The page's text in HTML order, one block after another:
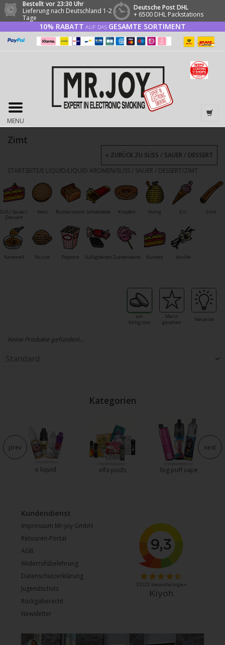
Bestellt vor 23:30 Uhr
Lieferung nach Deutschland 1-2
Tage
Deutsche Post DHL
+ 6500 DHL Packstations
10% RABATT AUF DAS GESAMTE SORTIMENT
MENU
Zimt
STARTSEITE/E LIQUID/LIQUID AROMEN/SÜSS / SAUER / DESSERT /ZIMT
ZURÜCK ZU SÜSS / SAUER / DESSERT
Süß / Sauer /
Dessert
Keks Butterscotch Schokolade Krapfen Honig Eis Zimt
Karamell Nüsse Popcorn Süßigkeiten Zuckerwatte Kuchen Vanille
am
billigsten
Meist
gesehen
Neueste
Keine Produkte gefunden!...
Kategorien
e liquid elfa pods big puff vape
prev next
Kundendienst
Impressum Mr-joy GmbH
Retouren-Portal
AGB
Widerrufsbelehrung
Datenschutzerklärung
Jugendschutz
Rückgaberecht
Newsletter